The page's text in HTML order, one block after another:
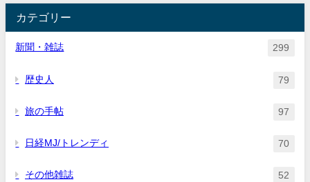
カテゴリー
新聞・雑誌 299
歴史人 79
旅の手帖 97
日経MJ/トレンディ 70
その他雑誌 52